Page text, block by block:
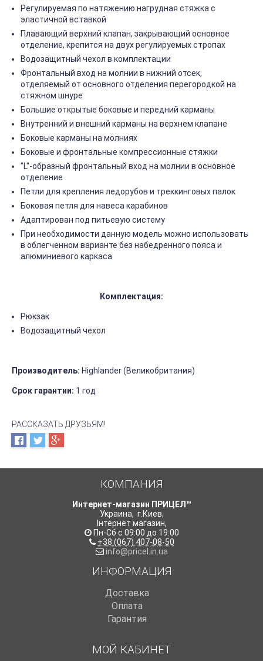
Регулируемая по натяжению нагрудная стяжка с
эластичной вставкой
Плавающий верхний клапан, закрывающий основное
отделение, крепится на двух регулируемых стропах
Водозащитный чехол в комплектации
Фронтальный вход на молнии в нижний отсек,
отделяемый от основного отделения перегородкой на
стяжном шнуре
Большие открытые боковые и передний карманы
Внутренний и внешний карманы на верхнем клапане
Боковые карманы на молниях
Боковые и фронтальные компрессионные стяжки
"L"-образный фронтальный вход на молнии в основное
отделение
Петли для крепления ледорубов и треккинговых палок
Боковая петля для навеса карабинов
Адаптирован под питьевую систему
При необходимости данную модель можно использовать
в облегченном варианте без набедренного пояса и
алюминиевого каркаса
Комплектация:
Рюкзак
Водозащитный чехол
Производитель: Highlander (Великобритания)
Срок гарантии: 1 год
РАССКАЗАТЬ ДРУЗЬЯМ!
КОМПАНИЯ
Интернет-магазин ПРИЦЕЛ™
Украина, г.Киев,
Інтернет магазин,
Пн-Сб с 09:00 до 19:00
+38 (067) 407-08-50
info@pricel.in.ua
ИНФОРМАЦИЯ
Доставка
Оплата
Гарантия
МОЙ КАБИНЕТ